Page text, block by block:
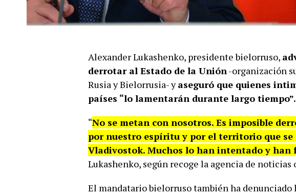
Alexander Lukashenko, presidente bielorruso,
derrotar al Estado de la Unión-organización
Rusia y Bielorrusia- yaseguró que quienes
países “lo lamentarán durante largo tiempo”.
“No se metan con nosotros. Es imposible
por nuestro espíritu y por el territorio que se
Vladivostok. Muchos lo han intentado y han
Lukashenko, según recoge la agencia de
El mandatario bielorruso también ha denunciado